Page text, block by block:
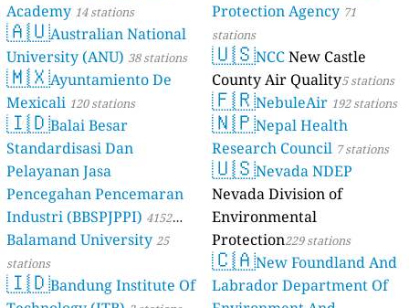
Academy 14 stations
🇦🇺Australian National
University (ANU) 38 stations
🇲🇽Ayuntamiento De
Mexicali 120 stations
🇮🇩Balai Besar
Standardisasi Dan
Pelayanan Jasa
Pencegahan Pencemaran
Industri (BBSPJPPI) 4152
stations
Balamand University25
stations
🇮🇩Bandung Institute Of
Protection Agency 71
stations
🇺🇸NCCNew Castle
County Air Quality5 stations
🇫🇷NebuleAir 192 stations
🇳🇵Nepal Health
Research Council 7 stations
🇺🇸Nevada NDEP
Nevada Division of
Environmental
Protection229 stations
🇨🇦New Foundland And
Labrador Department Of